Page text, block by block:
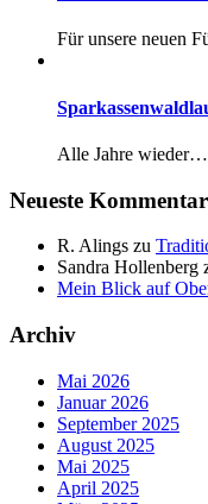
Für unsere neuen
Alle Jahre
Neueste
R. Alings zu
Sandra Hollenberg
Mein Blick auf
Archiv
Mai 2026
Januar 2026
September 2025
August 2025
Mai 2025
April 2025